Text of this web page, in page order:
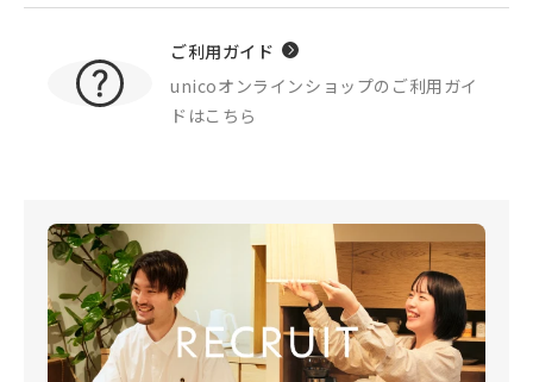
ご利用ガイド
unicoオンラインショップの ご利用ガイ
ドはこちら